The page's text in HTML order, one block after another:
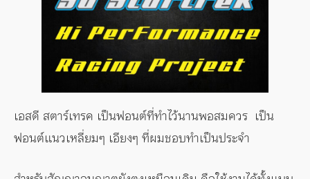
เอสดี สตาร์เทรค เป็นฟอนต์ที่ทำไว้นานพอสมควร เป็น
ฟอนต์แนวเหลี่ยมๆ เอียงๆ ที่ผมชอบทำเป็นประจำ